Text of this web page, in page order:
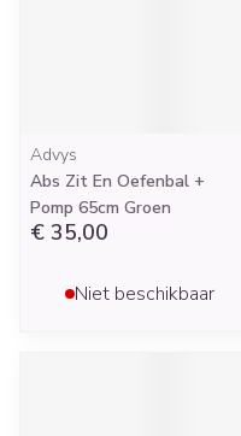
Advys
Abs Zit En Oefenbal +
Pomp 65cm Groen
€ 35,00
Niet beschikbaar